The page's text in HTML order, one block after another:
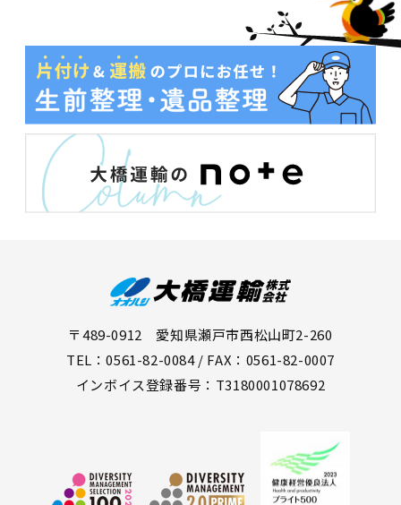
〒489-0912 愛知県瀬戸市西松山町2-260
TEL：0561-82-0084 / FAX：0561-82-0007
インボイス登録番号：T3180001078692